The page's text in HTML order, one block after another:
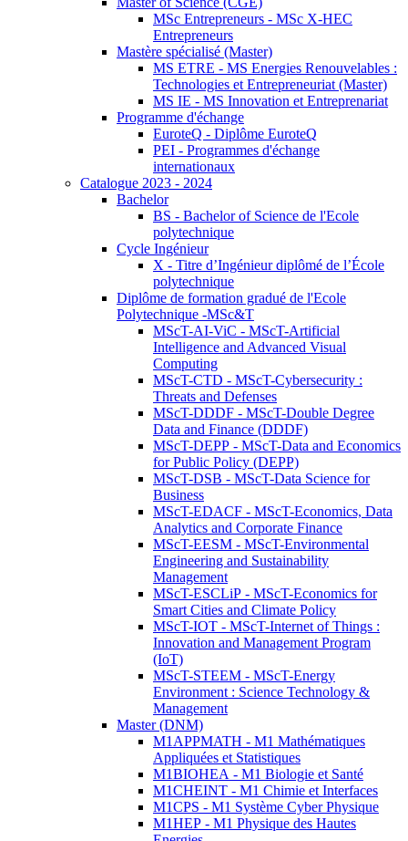
MSc Entrepreneurs - MSc X-HEC
Entrepreneurs
Mastère spécialisé (Master)
MS ETRE - MS Energies Renouvelables :
Technologies et Entrepreneuriat (Master)
MS IE - MS Innovation et Entreprenariat
Programme d'échange
EuroteQ - Diplôme EuroteQ
PEI - Programmes d'échange
internationaux
Catalogue 2023 - 2024
Bachelor
BS - Bachelor of Science de l'Ecole
polytechnique
Cycle Ingénieur
X - Titre d’Ingénieur diplômé de l’École
polytechnique
Diplôme de formation gradué de l'Ecole
Polytechnique -MSc&T
MScT-AI-ViC - MScT-Artificial
Intelligence and Advanced Visual
Computing
MScT-CTD - MScT-Cybersecurity :
Threats and Defenses
MScT-DDDF - MScT-Double Degree
Data and Finance (DDDF)
MScT-DEPP - MScT-Data and Economics
for Public Policy (DEPP)
MScT-DSB - MScT-Data Science for
Business
MScT-EDACF - MScT-Economics, Data
Analytics and Corporate Finance
MScT-EESM - MScT-Environmental
Engineering and Sustainability
Management
MScT-ESCLiP - MScT-Economics for
Smart Cities and Climate Policy
MScT-IOT - MScT-Internet of Things :
Innovation and Management Program
(IoT)
MScT-STEEM - MScT-Energy
Environment : Science Technology &
Management
Master (DNM)
M1APPMATH - M1 Mathématiques
Appliquées et Statistiques
M1BIOHEA - M1 Biologie et Santé
M1CHEINT - M1 Chimie et Interfaces
M1CPS - M1 Système Cyber Physique
M1HEP - M1 Physique des Hautes